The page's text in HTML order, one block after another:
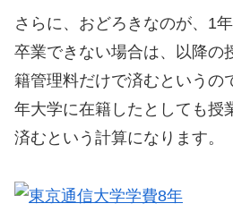
さらに、おどろきなのが、1
卒業できない場合は、以降の
籍管理料だけで済むというの
年大学に在籍したとしても授
済むという計算になります。